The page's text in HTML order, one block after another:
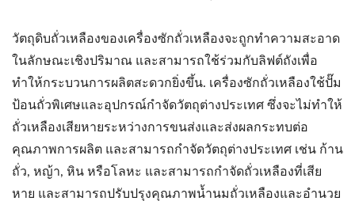
วัตถุดิบถั่วเหลืองของเครื่องซักถั่วเหลืองจะถูกทำความสะอาด
ในลักษณะเชิงปริมาณ และสามารถใช้ร่วมกับลิฟต์ถังเพื่อ
ทำให้กระบวนการผลิตสะดวกยิ่งขึ้น. เครื่องซักถั่วเหลืองใช้ปั๊ม
ป้อนถั่วพิเศษและอุปกรณ์กำจัดวัตถุต่างประเทศ ซึ่งจะไม่ทำให้
ถั่วเหลืองเสียหายระหว่างการขนส่งและส่งผลกระทบต่อ
คุณภาพการผลิต และสามารถกำจัดวัตถุต่างประเทศ เช่น ก้าน
ถั่ว, หญ้า, หิน หรือโลหะ และสามารถกำจัดถั่วเหลืองที่เสีย
หาย และสามารถปรับปรุงคุณภาพน้ำนมถั่วเหลืองและอำนวย